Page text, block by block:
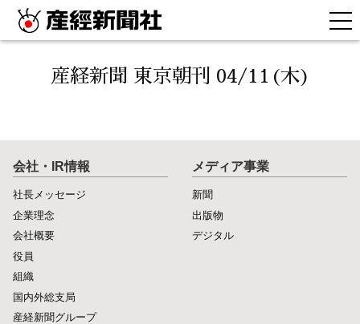
産経新聞 東京朝刊 04/11(木)
会社・IR情報
社長メッセージ
企業理念
会社概要
役員
組織
国内外総支局
産経新聞グループ
メディア事業
新聞
出版物
デジタル